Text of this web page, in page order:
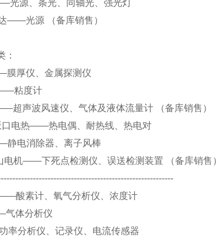
光源、条光、同轴光、强光灯
——光源 （备库销售）
厚仪、金属探测仪
粘度计
超声波风速仪、气体及液体流量计 （备库销售）
口电热——热电偶、耐热线、热电对
静电消除器、离子风棒
电机——下死点检测仪、误送检测装置 （备库销售
酸素计、氧气分析仪、浓度计
气体分析仪
率分析仪、记录仪、电流传感器